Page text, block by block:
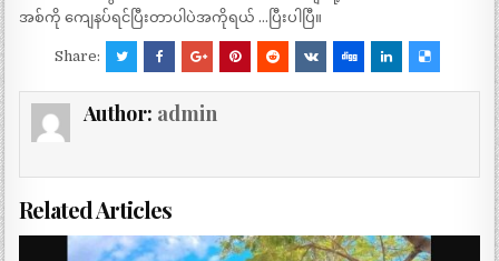
အစ်ကို ကျေနပ်ရင်ပြီးတာပါပဲအကိုရယ် …ပြီးပါပြီ။
Share:
Author: admin
Related Articles